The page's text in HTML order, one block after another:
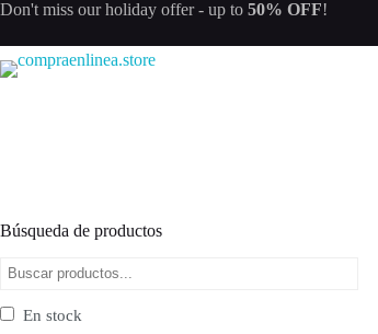
Saltar
contenido
Don't miss ourholiday offer- up to 50% OFF!
Búsqueda de productos
En stock